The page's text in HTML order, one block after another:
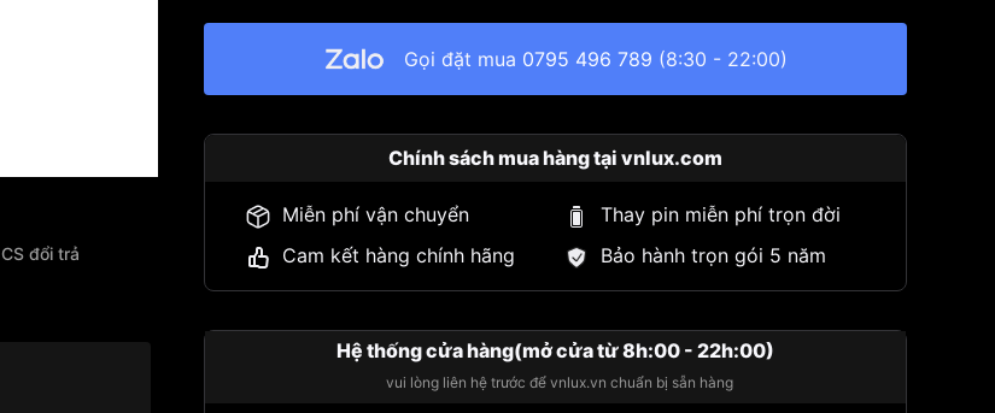
CS đổi trả
Gọi đặt mua 0795 496 789 (8:30 - 22:00)
Chính sách mua hàng tại vnlux.com
Miễn phí vận chuyển
Thay pin miễn phí trọn đời
Cam kết hàng chính hãng
Bảo hành trọn gói 5 năm
Hệ thống cửa hàng(mở cửa từ 8h:00 - 22h:00)
vui lòng liên hệ trước để vnlux.vn chuẩn bị sẵn hàng